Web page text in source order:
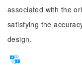
associated with the
satisfying the
design.